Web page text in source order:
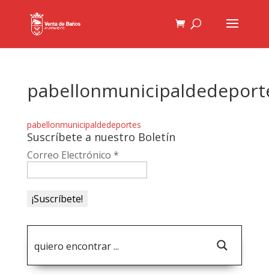
pabellonmunicipaldedeportes
Suscríbete a nuestro Boletín
Correo Electrónico *